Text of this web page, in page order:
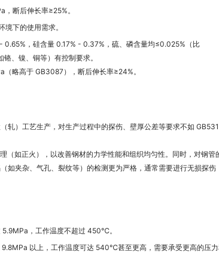
断后伸长率≥25%。
下的使用需求。
，硅含量 0.17% - 0.37%，硫、磷含量均≤0.025%（比
、镍、铜等）有控制要求。
略高于 GB3087），断后伸长率≥24%。
轧）工艺生产，对生产过程中的探伤、壁厚公差等要求不如
（如正火），以改善钢材的力学性能和组织均匀性。同时，对钢管
如夹杂、气孔、裂纹等）的检测更为严格，通常需要进行无损探伤
，工作温度不超过 450℃。
以上，工作温度可达 540℃甚至更高，需要承受更高的压